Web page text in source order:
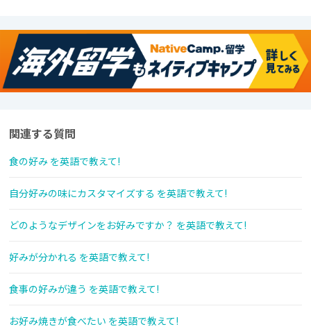
関連する質問
食の好み を英語で教えて!
自分好みの味にカスタマイズする を英語で教えて!
どのようなデザインをお好みですか？ を英語で教えて!
好みが分かれる を英語で教えて!
食事の好みが違う を英語で教えて!
お好み焼きが食べたい を英語で教えて!